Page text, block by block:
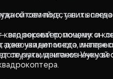
готова подставить
его верный помощник и
девочка непоседа,
семейке, у них
почему он
увидит много
руками членов Ученой
скучать, двигаем науку